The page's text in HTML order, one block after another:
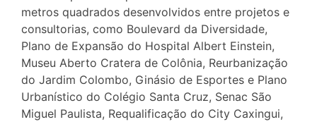
metros quadrados desenvolvidos entre projetos e
consultorias, como Boulevard da Diversidade,
Plano de Expansão do Hospital Albert Einstein,
Museu Aberto Cratera de Colônia, Reurbanização
do Jardim Colombo, Ginásio de Esportes e Plano
Urbanístico do Colégio Santa Cruz, Senac São
Miguel Paulista, Requalificação do City Caxingui,